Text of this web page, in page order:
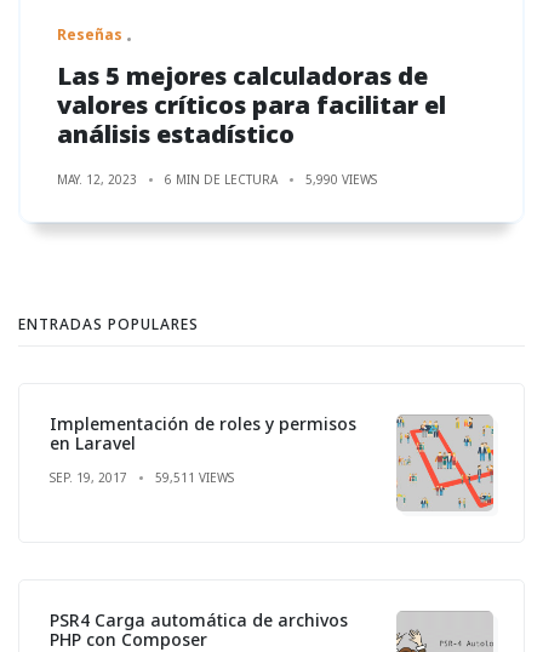
Reseñas
Las 5 mejores calculadoras de
valores críticos para facilitar el
análisis estadístico
MAY. 12, 2023 6 MIN DE LECTURA 5,990 VIEWS
ENTRADAS POPULARES
Implementación de roles y permisos
en Laravel
SEP. 19, 2017 59,511 VIEWS
PSR4 Carga automática de archivos
PHP con Composer